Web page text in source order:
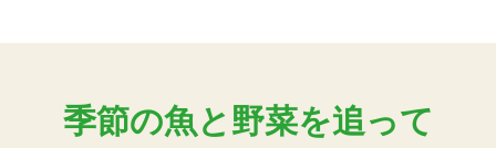
季節の魚と野菜を追って